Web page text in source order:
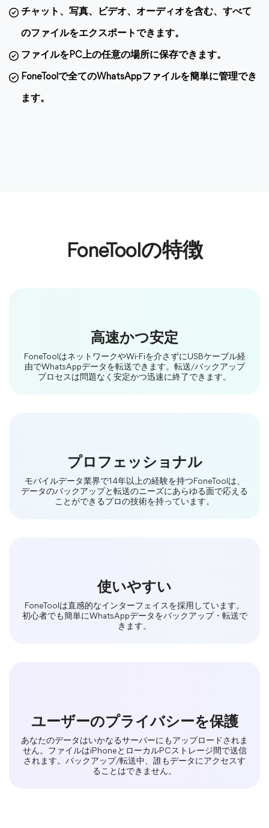
チャット、写真、ビデオ、オーディオを含む、すべて
のファイルをエクスポートできます。
ファイルをPC上の任意の場所に保存できます。
FoneToolで全てのWhatsAppファイルを簡単に管理でき
ます。
FoneToolの特徴
高速かつ安定
FoneToolはネットワークやWi-Fiを介さずにUSBケーブル経
由でWhatsAppデータを転送できます。転送/バックアップ
プロセスは問題なく安定かつ迅速に終了できます。
プロフェッショナル
モバイルデータ業界で14年以上の経験を持つFoneToolは、
データのバックアップと転送のニーズにあらゆる面で応える
ことができるプロの技術を持っています。
使いやすい
FoneToolは直感的なインターフェイスを採用しています。
初心者でも簡単にWhatsAppデータをバックアップ・転送で
きます。
ユーザーのプライバシーを保護
あなたのデータはいかなるサーバーにもアップロードされま
せん。ファイルはiPhoneとローカルPCストレージ間で送信
されます。バックアップ/転送中、誰もデータにアクセスす
ることはできません。